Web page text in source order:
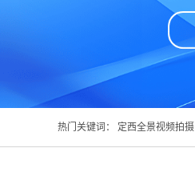
热门关键词： 定西全景视频拍摄